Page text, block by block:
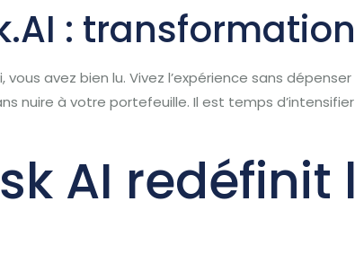
:
avez bien lu. Vivez l’expérience sans
nuire à votre portefeuille. Il est temps
AI redéfinit